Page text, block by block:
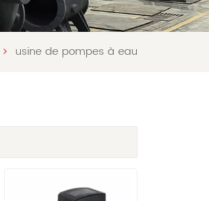
usine de pompes à eau